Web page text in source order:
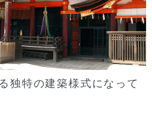
独特の建築様式になって